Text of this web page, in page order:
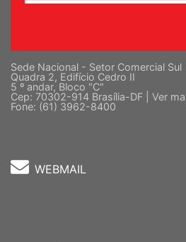
Sede Nacional - Setor Comercial Sul
Quadra 2, Edifício Cedro II
5 º andar, Bloco "C"
Cep: 70302-914 Brasília-DF | Ver
Fone: (61) 3962-8400
WEBMAIL